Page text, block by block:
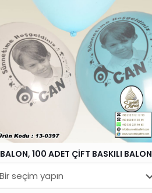
BALON, 100 ADET ÇİFT BASKILI BALON